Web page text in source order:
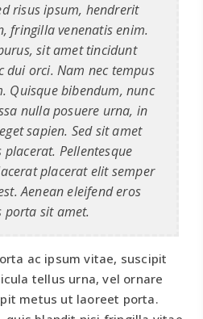
risus ipsum, hendrerit
fringilla venenatis enim.
sit amet tincidunt
dui orci. Nam nec tempus
Quisque bibendum, nunc
nulla posuere urna, in
sapien. Sed sit amet
Pellentesque
placerat elit semper
Aenean eleifend eros
porta sit amet.
ac ipsum vitae, suscipit
tellus urna, vel ornare
metus ut laoreet porta.